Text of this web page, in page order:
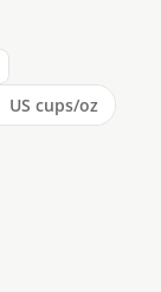
US cups/oz